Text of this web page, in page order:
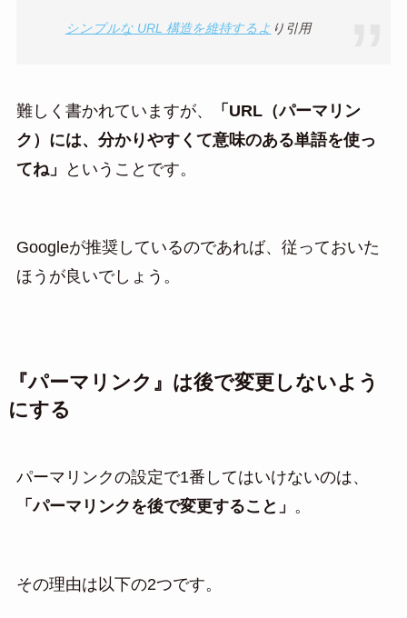
シンプルな URL 構造を維持するよ り引用
難しく書かれていますが、
「URL（パーマリン
ク）には、分かりやすくて意味のある単語を使っ
てね」
ということです。
Googleが推奨しているのであれば、従っておいた
ほうが良いでしょう。
『パーマリンク』は後で変更しないよう
にする
パーマリンクの設定で1番してはいけないのは、
「パーマリンクを後で変更すること」 。
その理由は以下の2つです。